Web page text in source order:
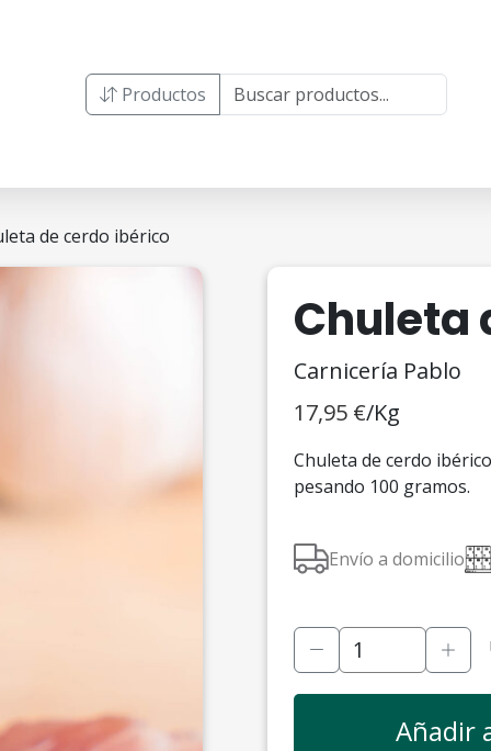
Productos
de cerdo ibérico
Chuleta
Carnicería Pablo
17,95 €/Kg
Chuleta de cerdo
pesando 100 gramos.
Envío a domicilio
Añadir